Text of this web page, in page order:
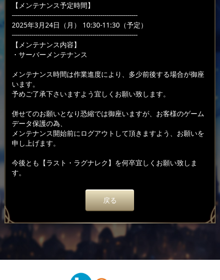
【メンテナンス予定時間】
----------------------------------------------------------------
2025年3月24日（月） 10:30-11:30（予定）
----------------------------------------------------------------
【メンテナンス内容】
・サーバーメンテナンス
メンテナンス時間は作業進度により、多少前後する場合が御座
います。
予めご了承下さいますよう宜しくお願い致します。
併せてのお願いとなり恐縮では御座いますが、お客様のゲーム
データ保護の為、
メンテナンス開始前にログアウトして頂きますよう、お願いを
申し上げます。
今後とも【ラスト・ラグナレク】を何卒宜しくお願い致しま
す。
戻る